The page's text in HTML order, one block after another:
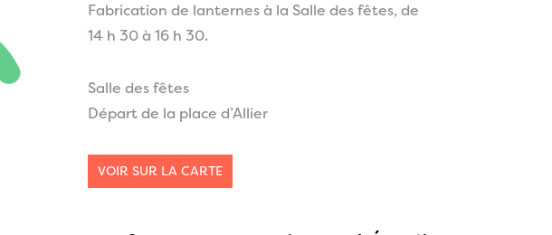
Fabrication de lanternes à la Salle des fêtes, de
14 h 30 à 16 h 30.
Salle des fêtes
Départ de la place d’Allier
VOIR SUR LA CARTE